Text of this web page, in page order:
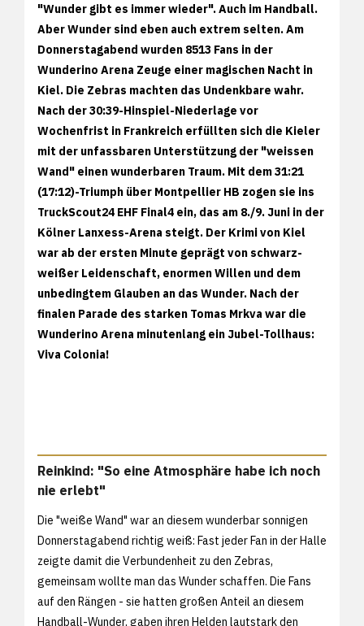
"Wunder gibt es immer wieder". Auch im Handball.
Aber Wunder sind eben auch extrem selten. Am
Donnerstagabend wurden 8513 Fans in der
Wunderino Arena Zeuge einer magischen Nacht in
Kiel. Die Zebras machten das Undenkbare wahr.
Nach der 30:39-Hinspiel-Niederlage vor
Wochenfrist in Frankreich erfüllten sich die Kieler
mit der unfassbaren Unterstützung der "weissen
Wand" einen wunderbaren Traum. Mit dem 31:21
(17:12)-Triumph über Montpellier HB zogen sie ins
TruckScout24 EHF Final4 ein, das am 8./9. Juni in der
Kölner Lanxess-Arena steigt. Der Krimi von Kiel
war ab der ersten Minute geprägt von schwarz-
weißer Leidenschaft, enormen Willen und dem
unbedingtem Glauben an das Wunder. Nach der
finalen Parade des starken Tomas Mrkva war die
Wunderino Arena minutenlang ein Jubel-Tollhaus:
Viva Colonia!
Reinkind: "So eine Atmosphäre habe ich noch
nie erlebt"
Die "weiße Wand" war an diesem wunderbar sonnigen
Donnerstagabend richtig weiß: Fast jeder Fan in der Halle
zeigte damit die Verbundenheit zu den Zebras,
gemeinsam wollte man das Wunder schaffen. Die Fans
auf den Rängen - sie hatten großen Anteil an diesem
Handball-Wunder, gaben ihren Helden lautstark den